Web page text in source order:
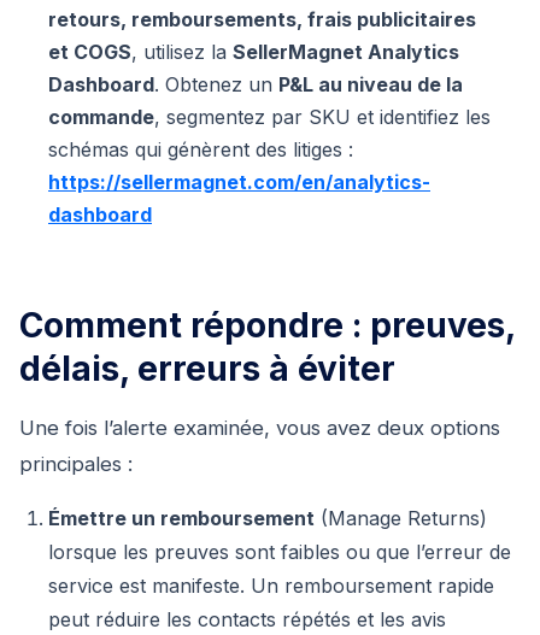
retours, remboursements, frais publicitaires
et COGS, utilisez la SellerMagnet Analytics
Dashboard. Obtenez un P&L au niveau de la
commande, segmentez par SKU et identifiez les
schémas qui génèrent des litiges :
https://sellermagnet.com/en/analytics-
dashboard
Comment répondre : preuves,
délais, erreurs à éviter
Une fois l’alerte examinée, vous avez deux options
principales :
Émettre un remboursement (Manage Returns)
lorsque les preuves sont faibles ou que l’erreur de
service est manifeste. Un remboursement rapide
peut réduire les contacts répétés et les avis